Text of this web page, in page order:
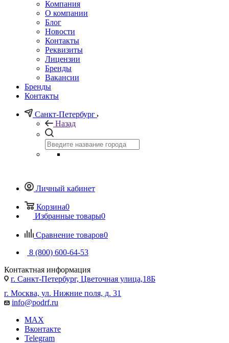
Компания
О компании
Блог
Новости
Контакты
Реквизиты
Лицензии
Бренды
Вакансии
Бренды
Контакты
Санкт-Петербург
Назад
Личный кабинет
Корзина0
Избранные товары0
Сравнение товаров0
8 (800) 600-64-53
Контактная информация
г. Санкт-Петербург, Цветочная улица,18Б
г. Москва, ул. Нижние поля, д. 31
info@podrf.ru
MAX
Вконтакте
Telegram